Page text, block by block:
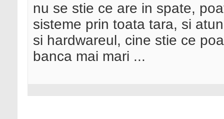
nu se stie ce are in spate,
sisteme prin toata tara, si
si hardwareul, cine stie ce
banca mai mari ...